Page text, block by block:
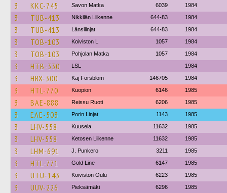
3 KKC-745 Savon Matka 6039 1984
3 TUB-413 Nikkilän Liikenne 644-83 1984
3 TUB-413 Länsilinjat 644-83 1984
3 TOB-103 Koiviston L 1057 1984
3 TOB-103 Pohjolan Matka 1057 1984
3 HTB-330 LSL 1984
3 HRX-300 Kaj Forsblom 146705 1984
3 HTL-770 Kuopion 6146 1985
3 BAE-888 Reissu Ruoti 6206 1985
3 EAE-503 Porin Linjat 1143 1985
3 LHV-558 Kuusela 11632 1985
3 LHV-558 Ketosen Liikenne 11632 1985
3 LHM-691 J. Punkero 3211 1985
3 HTL-771 Gold Line 6147 1985
3 UTU-143 Koiviston Oulu 6223 1985
3 UUV-226 Pieksämäki 6296 1985